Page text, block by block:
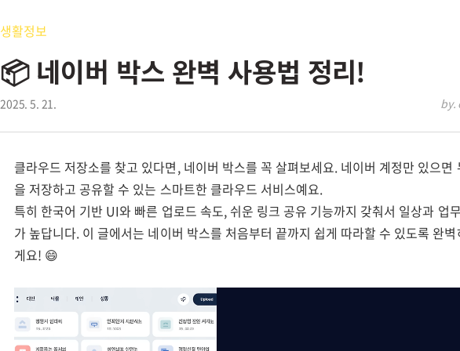
생활정보
📦 네이버 박스 완벽 사용법 정리!
2025. 5. 21. by.
클라우드 저장소를 찾고 있다면, 네이버 박스를 꼭 살펴보세요. 네이버 계정만 있으면
을 저장하고 공유할 수 있는 스마트한 클라우드 서비스예요.
특히 한국어 기반 UI와 빠른 업로드 속도, 쉬운 링크 공유 기능까지 갖춰서 일상과 업
가 높답니다. 이 글에서는 네이버 박스를 처음부터 끝까지 쉽게 따라할 수 있도록 완
게요! 😄